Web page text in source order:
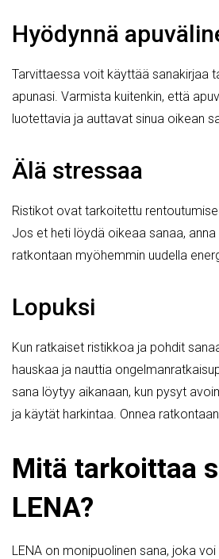
Hyödynnä
Tarvittaessa voit käyttää sanakirjaa
apunasi. Varmista kuitenkin, että
luotettavia ja auttavat sinua oikean
Älä stressaa
Ristikot ovat tarkoitettu
Jos et heti löydä oikeaa sanaa,
ratkontaan myöhemmin uudella
Lopuksi
Kun ratkaiset ristikkoa ja pohdit
hauskaa ja nauttia
sana löytyy aikanaan, kun pysyt
ja käytät harkintaa. Onnea
Mitä tarkoittaa
LENA?
LENA on monipuolinen sana, joka